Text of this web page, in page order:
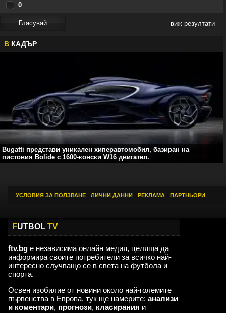
0
виж резултати
В КАДЪР
Bugatti представи уникален хиперавтомобил, базиран на
пистовия Bolide с 1600-конски W16 двигател.
УСЛОВИЯ ЗА ПОЛЗВАНЕ ЛИЧНИ ДАННИ РЕКЛАМА ПАРТНЬОРИ
FUTBOL TV
ftv.bg е независима онлайн медия, целяща да
информира своите потребители за всичко най-
интересно случващо се в света на футбола и
спорта.
Освен изобилие от новини около най-големите
първенства в Европа, тук ще намерите: анализи
и коментари, прогнози, класирания и